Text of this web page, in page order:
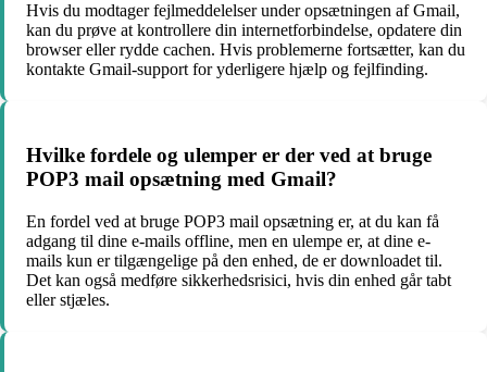
Hvis du modtager fejlmeddelelser under opsætningen af Gmail,
kan du prøve at kontrollere din internetforbindelse, opdatere din
browser eller rydde cachen. Hvis problemerne fortsætter, kan du
kontakte Gmail-support for yderligere hjælp og fejlfinding.
Hvilke fordele og ulemper er der ved at bruge
POP3 mail opsætning med Gmail?
En fordel ved at bruge POP3 mail opsætning er, at du kan få
adgang til dine e-mails offline, men en ulempe er, at dine e-
mails kun er tilgængelige på den enhed, de er downloadet til.
Det kan også medføre sikkerhedsrisici, hvis din enhed går tabt
eller stjæles.